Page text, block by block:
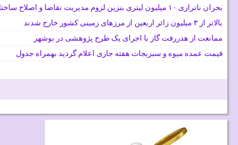
بحران ناترازی ۱۰ میلیون لیتری بنزین لزوم مدیریت تقاضا و اصلاح ساختار
بالاتر از ۳ میلیون زائر اربعین از مرزهای زمینی کشور خارج شدند
ممانعت از هدررفت گاز با اجرای یک طرح پژوهشی در بوشهر
قیمت عمده میوه و سبزیجات هفته جاری اعلام گردید بهمراه جدول